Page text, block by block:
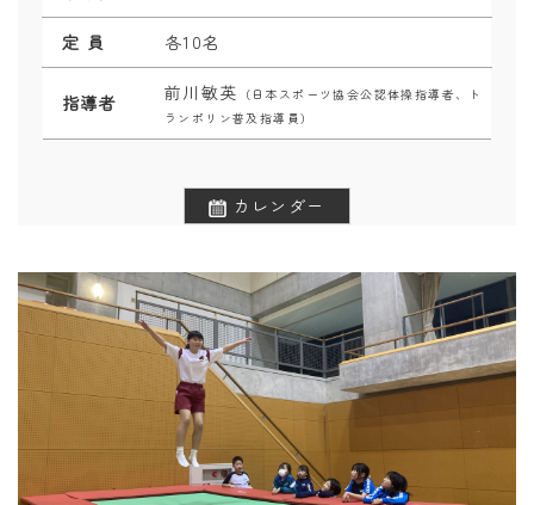
定 員 各10名
指導者 前川敏英 （日本スポーツ協会公認体操指導者、ト
ランポリン普及指導員）
カレンダー